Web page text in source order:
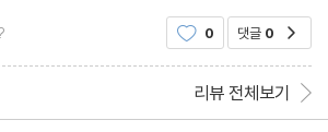
0 댓글 0
리뷰 전체보기